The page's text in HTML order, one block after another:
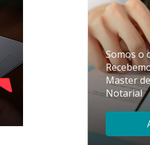
Somos o
Master
Notarial